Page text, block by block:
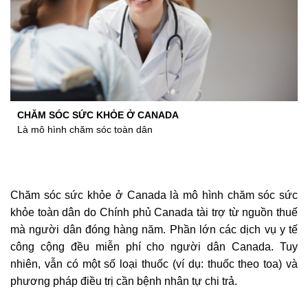
CHĂM SÓC SỨC KHỎE Ở CANADA
Là mô hình chăm sóc toàn dân
Chăm sóc sức khỏe ở Canada là mô hình chăm sóc sức
khỏe toàn dân do Chính phủ Canada tài trợ từ nguồn thuế
mà người dân đóng hàng năm. Phần lớn các dịch vụ y tế
công cộng đều miễn phí cho người dân Canada. Tuy
nhiên, vẫn có một số loại thuốc (ví dụ: thuốc theo toa) và
phương pháp điều trị cần bệnh nhân tự chi trả.